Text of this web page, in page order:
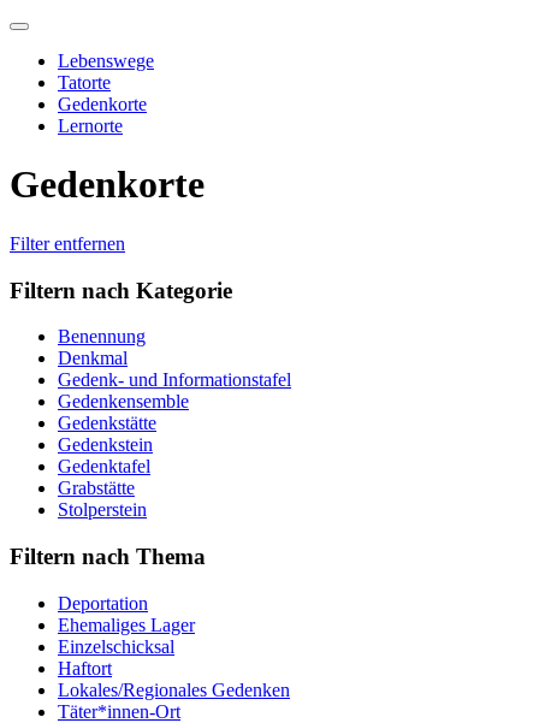
Skip
contentLebenswege
Tatorte
Gedenkorte
Lernorte
Gedenkorte
Filter entfernen
Filtern nach Kategorie
Benennung
Denkmal
Gedenk- und Informationstafel
Gedenkensemble
Gedenkstätte
Gedenkstein
Gedenktafel
Grabstätte
Stolperstein
Filtern nach Thema
Deportation
Ehemaliges Lager
Einzelschicksal
Haftort
Lokales/Regionales Gedenken
Täter*innen-Ort